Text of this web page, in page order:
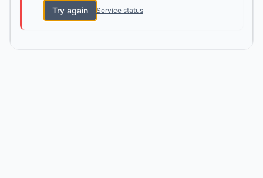
Try again Service status